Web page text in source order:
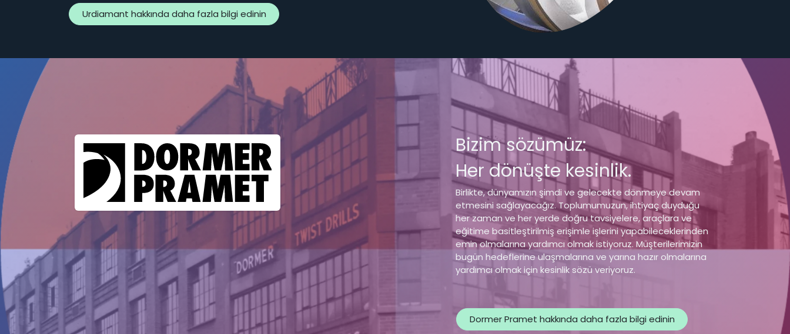
Urdiamant hakkında daha fazla bilgi edinin
Bizim sözümüz:
Her dönüşte kesinlik.
Birlikte, dünyamızın şimdi ve gelecekte dönmeye devam
etmesini sağlayacağız. Toplumumuzun, ihtiyaç duyduğu
her zaman ve her yerde doğru tavsiyelere, araçlara ve
eğitime basitleştirilmiş erişimle işlerini yapabileceklerinden
emin olmalarına yardımcı olmak istiyoruz. Müşterilerimizin
bugün hedeflerine ulaşmalarına ve yarına hazır olmalarına
yardımcı olmak için kesinlik sözü veriyoruz.
Dormer Pramet hakkında daha fazla bilgi edinin